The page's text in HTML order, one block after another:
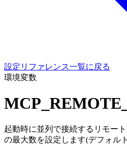
設定リファレンス一覧に戻る
環境変数
起動時に並列で接続するリモー
の最大数を設定します(デフォルト